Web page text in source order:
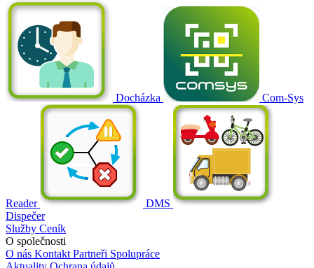
Docházka Com-Sys
Reader
DMS
Dispečer
Služby Ceník
O společnosti
O nás Kontakt Partneři Spolupráce